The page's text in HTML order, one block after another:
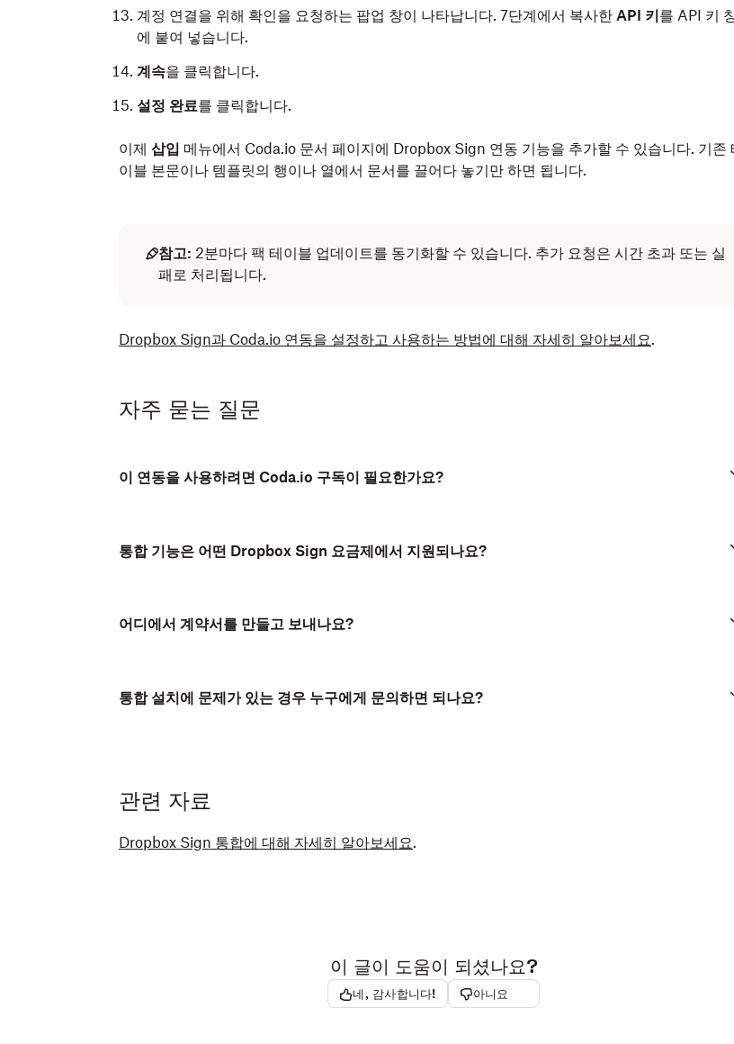
계정 연결을 위해 확인을 요청하는 팝업 창이 나타납니다. 7단계에서 복사한 API 키를 API 키
에 붙여 넣습니다.
계속을 클릭합니다.
설정 완료를 클릭합니다.
이제 삽입 메뉴에서 Coda.io 문서 페이지에 Dropbox Sign 연동 기능을 추가할 수 있습니다. 기존
이블 본문이나 템플릿의 행이나 열에서 문서를 끌어다 놓기만 하면 됩니다.
참고: 2분마다 팩 테이블 업데이트를 동기화할 수 있습니다. 추가 요청은 시간 초과 또는 실
패로 처리됩니다.
Dropbox Sign과 Coda.io 연동을 설정하고 사용하는 방법에 대해 자세히 알아보세요.
자주 묻는 질문
이 연동을 사용하려면 Coda.io 구독이 필요한가요?
통합 기능은 어떤 Dropbox Sign 요금제에서 지원되나요?
어디에서 계약서를 만들고 보내나요?
통합 설치에 문제가 있는 경우 누구에게 문의하면 되나요?
관련 자료
Dropbox Sign 통합에 대해 자세히 알아보세요.
이 글이 도움이 되셨나요?
네, 감사합니다! 아니요